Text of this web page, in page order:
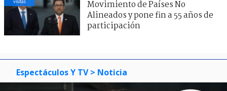
Movimiento de Países No
Alineados y pone fin a 55 años de
participación
Espectáculos Y TV > Noticia